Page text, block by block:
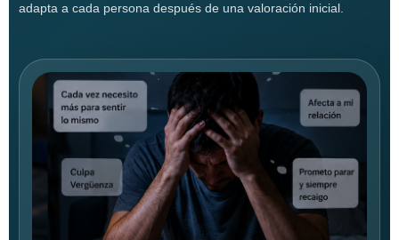
adapta a cada persona después de una valoración inicial.